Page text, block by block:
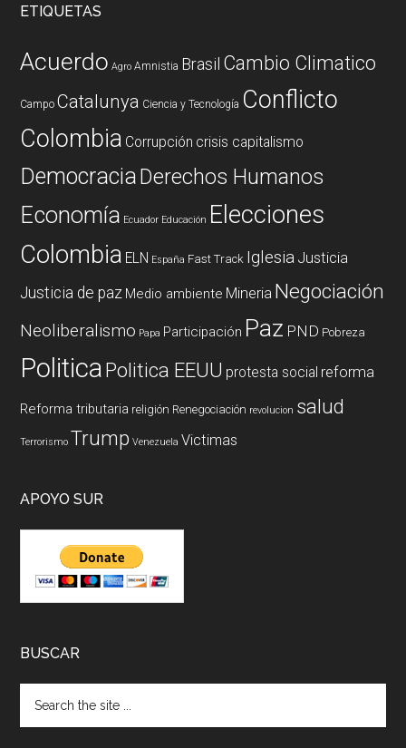
ETIQUETAS
Acuerdo Agro Amnistia Brasil Cambio Climatico
Campo Catalunya Ciencia y Tecnología Conflicto
Colombia Corrupción crisis capitalismo
DemocraciaDerechos Humanos
Economía Ecuador Educación Elecciones
Colombia ELN España Fast Track Iglesia Justicia
Justicia de paz Medio ambiente Mineria Negociación
Neoliberalismo Papa Participación Paz PND Pobreza
PoliticaPolitica EEUU protesta social reforma
Reforma tributaria religión Renegociación revolucion salud
Terrorismo Trump Venezuela Victimas
APOYO SUR
BUSCAR